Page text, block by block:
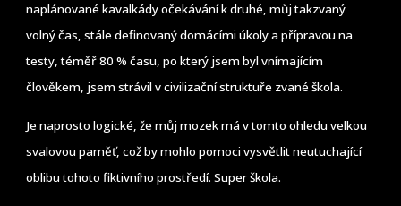
naplánované kavalkády očekávání k druhé, můj takzvaný
volný čas, stále definovaný domácími úkoly a přípravou na
testy, téměř 80 % času, po který jsem byl vnímajícím
člověkem, jsem strávil v civilizační struktuře zvané škola.
Je naprosto logické, že můj mozek má v tomto ohledu velkou
svalovou paměť, což by mohlo pomoci vysvětlit neutuchající
oblibu tohoto fiktivního prostředí. Super škola.